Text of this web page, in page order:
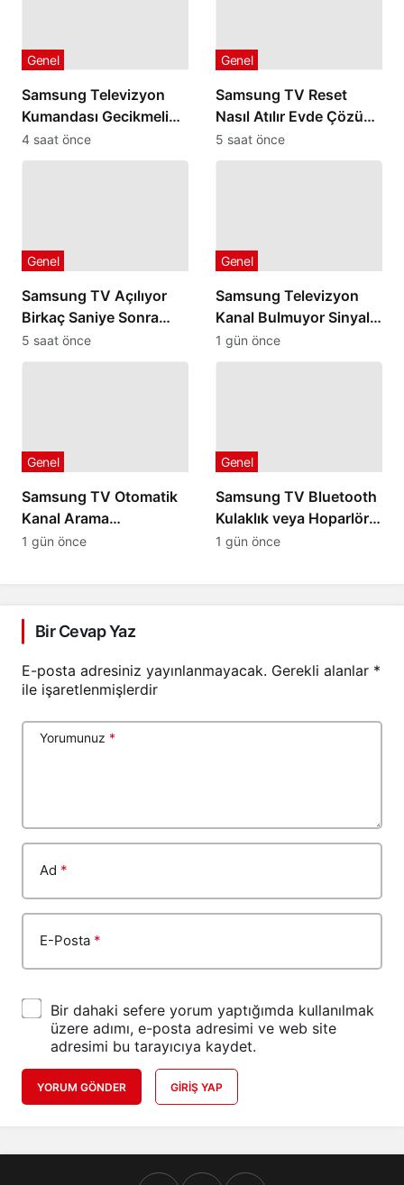
Samsung Televizyon
Kumandası Gecikmeli
veya Geç Algılıyorsa
Genel
4 saat önce
Samsung TV Reset
Nasıl Atılır Evde Çözüm
Yolları
Genel
5 saat önce
Samsung TV Açılıyor
Birkaç Saniye Sonra
Kapanıyorsa
Genel
5 saat önce
Samsung Televizyon
Kanal Bulmuyor Sinyal
Yok Uyarısı Veriyorsa
Genel
1 gün önce
Samsung TV Otomatik
Kanal Arama
Yapmıyorsa
Genel
1 gün önce
Samsung TV Bluetooth
Kulaklık veya Hoparlör
Bağlanmıyorsa
Genel
1 gün önce
Bir Cevap Yaz
E-posta adresiniz yayınlanmayacak. Gerekli alanlar *
ile işaretlenmişlerdir
Yorumunuz *
Ad *
E-Posta *
Bir dahaki sefere yorum yaptığımda kullanılmak
üzere adımı, e-posta adresimi ve web site
adresimi bu tarayıcıya kaydet.
YORUM GÖNDER GIRIŞ YAP